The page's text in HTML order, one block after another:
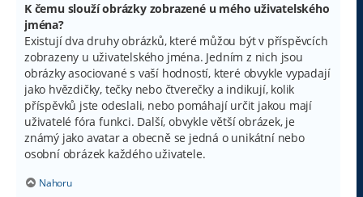
K čemu slouží obrázky zobrazené u mého uživatelského
jména?
Existují dva druhy obrázků, které můžou být v příspěvcích
zobrazeny u uživatelského jména. Jedním z nich jsou
obrázky asociované s vaší hodností, které obvykle vypadají
jako hvězdičky, tečky nebo čtverečky a indikují, kolik
příspěvků jste odeslali, nebo pomáhají určit jakou mají
uživatelé fóra funkci. Další, obvykle větší obrázek, je
známý jako avatar a obecně se jedná o unikátní nebo
osobní obrázek každého uživatele.
Nahoru